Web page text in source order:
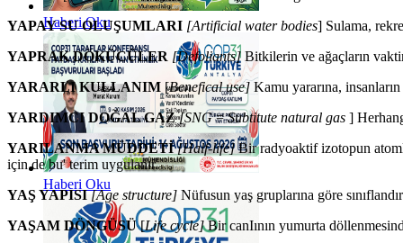
Haberi Oku
Haberi Oku
YAPAY SU OLUŞUMLARI [Artificial water bodies] Sulama,
YAPRAK DÖKÜCÜLER [Defoliants] Bitkilerin ve ağaçların
YARARLI KULLANIM [Benefical use] Kamu yararına,
YARDIMCI DOĞAL GAZ [SNG=Subtitute natural gas ]
YARILANMA MÜDDETİ [Half-life]Bir radyoaktif izotopun
için de bu' terim uygulanır.
YAŞ YAPISI [Age structure] Nüfusun yaş gruplarına göre
YAŞAM DÖNGÜSÜ[Life cycle]Bir canIının yumurta